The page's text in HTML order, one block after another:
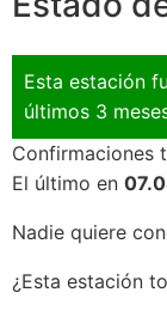
Esta estación
últimos 3
Confirmaciones
El último en
Nadie quiere
¿Esta estación